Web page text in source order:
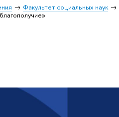
Факультет социальных наук